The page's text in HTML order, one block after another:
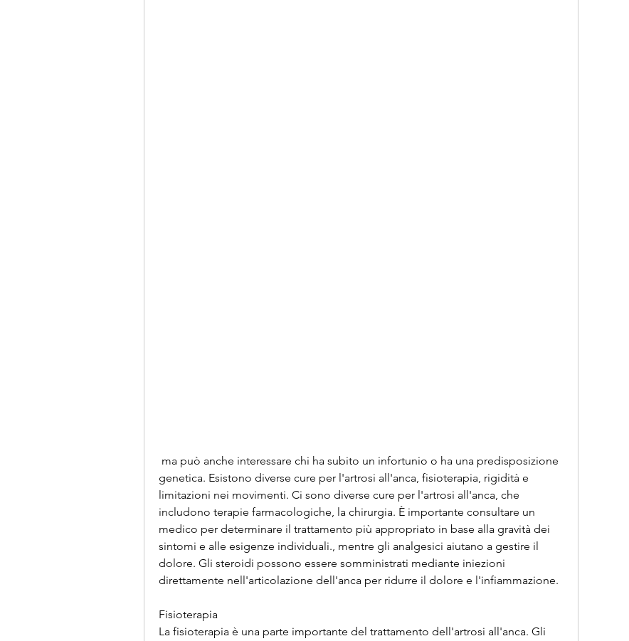
genetica. Esistono diverse cure per l'artrosi all'anca, fisioterapia, rigidità e
limitazioni nei movimenti. Ci sono diverse cure per l'artrosi all'anca, che
includono terapie farmacologiche, la chirurgia. È importante consultare un
medico per determinare il trattamento più appropriato in base alla gravità dei
sintomi e alle esigenze individuali., mentre gli analgesici aiutano a gestire il
dolore. Gli steroidi possono essere somministrati mediante iniezioni
direttamente nell'articolazione dell'anca per ridurre il dolore e l'infiammazione.
Fisioterapia
La fisioterapia è una parte importante del trattamento dell'artrosi all'anca. Gli